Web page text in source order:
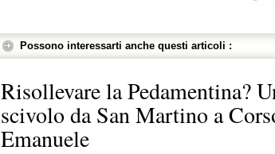
Possono interessarti anche questi articoli :
Risollevare la Pedamentina?
scivolo da San Martino a
Emanuele